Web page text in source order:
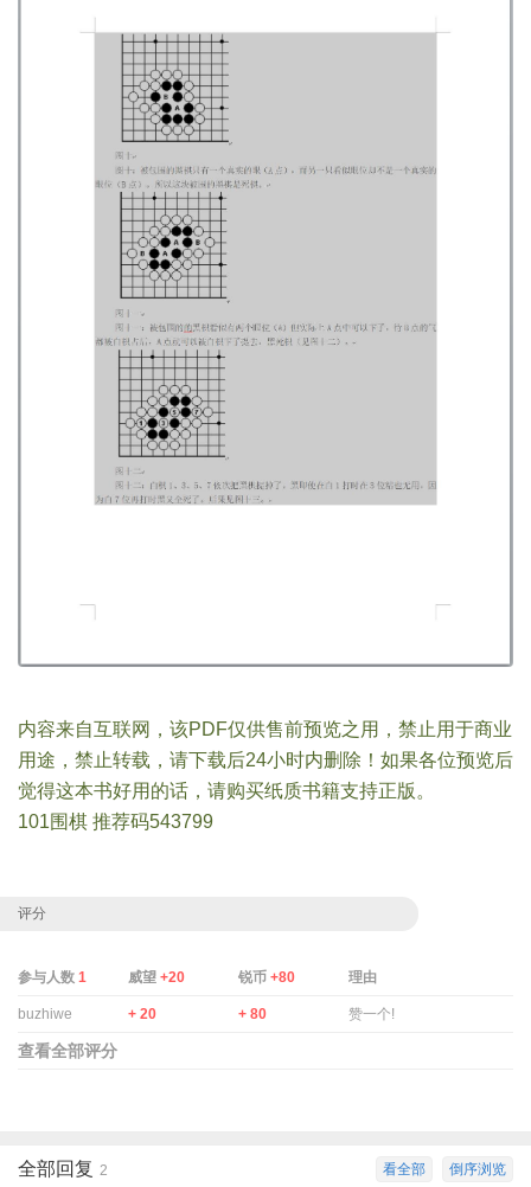
内容来自互联网，该PDF仅供售前预览之用，禁止用于商业
用途，禁止转载，请下载后24小时内删除！如果各位预览后
觉得这本书好用的话，请购买纸质书籍支持正版。
101围棋 推荐码543799
评分
参与人数 1 威望 +20 锐币 +80 理由
buzhiwe + 20 + 80 赞一个!
查看全部评分
倒序浏览
看全部
全部回复 2